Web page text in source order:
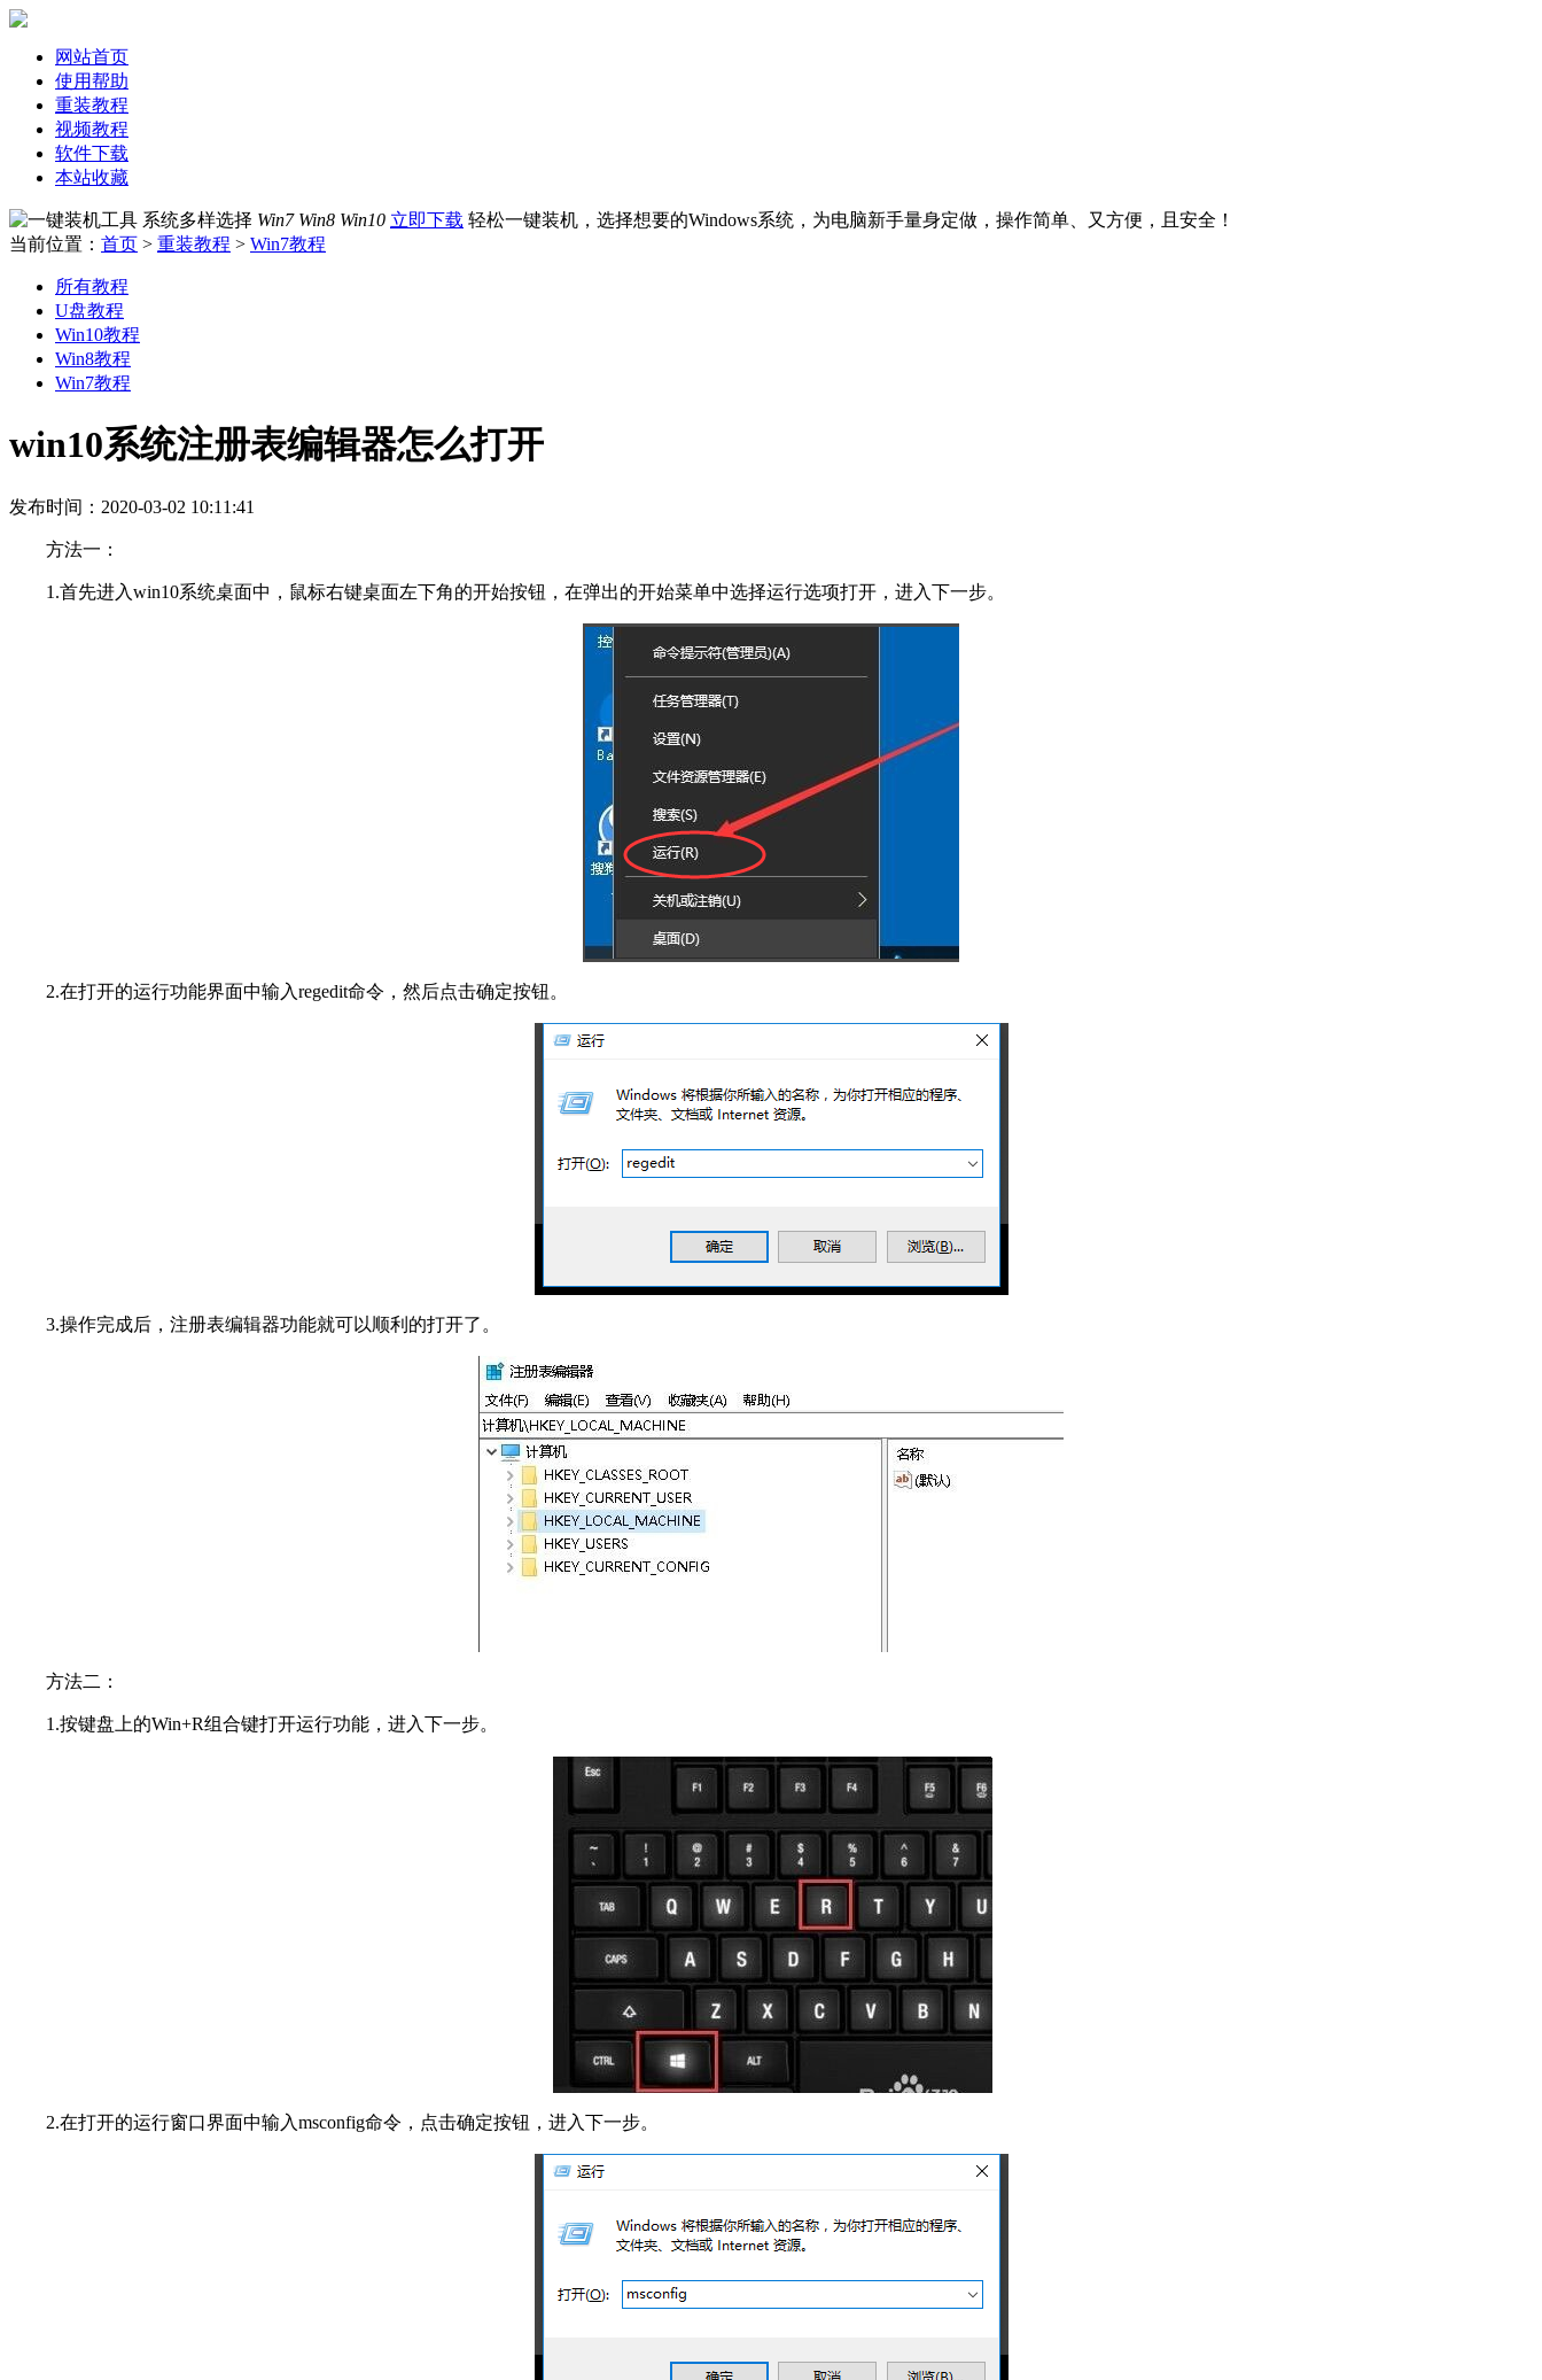
网站首页
使用帮助
重装教程
视频教程
软件下载
本站收藏
系统多样选择 Win7 Win8 Win10 立即下载 轻松一键装机，选择想要的Windows系统，为电脑新手量身定做，操作简单、又方便，且安全！
当前位置： 首页 > 重装教程 > Win7教程
所有教程
U盘教程
Win10教程
Win8教程
Win7教程
win10系统注册表编辑器怎么打开
发布时间：2020-03-02 10:11:41
方法一：
1.首先进入win10系统桌面中，鼠标右键桌面左下角的开始按钮，在弹出的开始菜单中选择运行选项打开，进入下一步。
2.在打开的运行功能界面中输入regedit命令，然后点击确定按钮。
3.操作完成后，注册表编辑器功能就可以顺利的打开了。
方法二：
1.按键盘上的Win+R组合键打开运行功能，进入下一步。
2.在打开的运行窗口界面中输入msconfig命令，点击确定按钮，进入下一步。